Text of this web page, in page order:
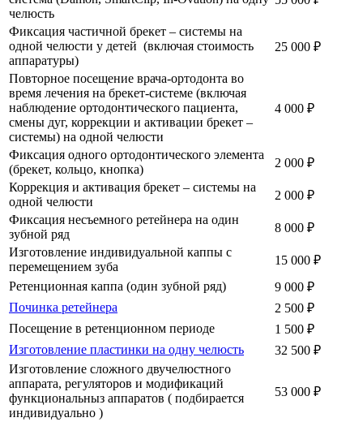
челюсть
Фиксация частичной брекет – системы на
одной челюсти у детей (включая стоимость
аппаратуры)
25 000 ₽
Повторное посещение врача-ортодонта во
время лечения на брекет-системе (включая
наблюдение ортодонтического пациента,
смены дуг, коррекции и активации брекет –
системы) на одной челюсти
4 000 ₽
Фиксация одного ортодонтического элемента
(брекет, кольцо, кнопка)
2 000 ₽
Коррекция и активация брекет – системы на
одной челюсти
2 000 ₽
Фиксация несъемного ретейнера на один
зубной ряд
8 000 ₽
Изготовление индивидуальной каппы с
перемещением зуба
15 000 ₽
Ретенционная каппа (один зубной ряд)
9 000 ₽
Починка ретейнера
2 500 ₽
Посещение в ретенционном периоде
1 500 ₽
Изготовление пластинки на одну челюсть
32 500 ₽
Изготовление сложного двучелюстного
аппарата, регуляторов и модификаций
функциональныз аппаратов ( подбирается
индивидуально )
53 000 ₽